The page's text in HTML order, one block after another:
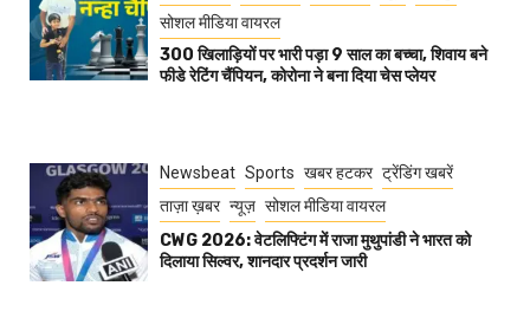
सोशल मीडिया वायरल
300 खिलाड़ियों पर भारी पड़ा 9 साल का बच्चा, शिवाय बने
फीडे रेटिंग चैंपियन, कोरोना ने बना दिया चेस प्लेयर
Newsbeat Sports खबर हटकर ट्रेंडिंग खबरें
ताज़ा ख़बर न्यूज़ सोशल मीडिया वायरल
CWG 2026: वेटलिफ्टिंग में राजा मुथुपांडी ने भारत को
दिलाया सिल्वर, शानदार प्रदर्शन जारी